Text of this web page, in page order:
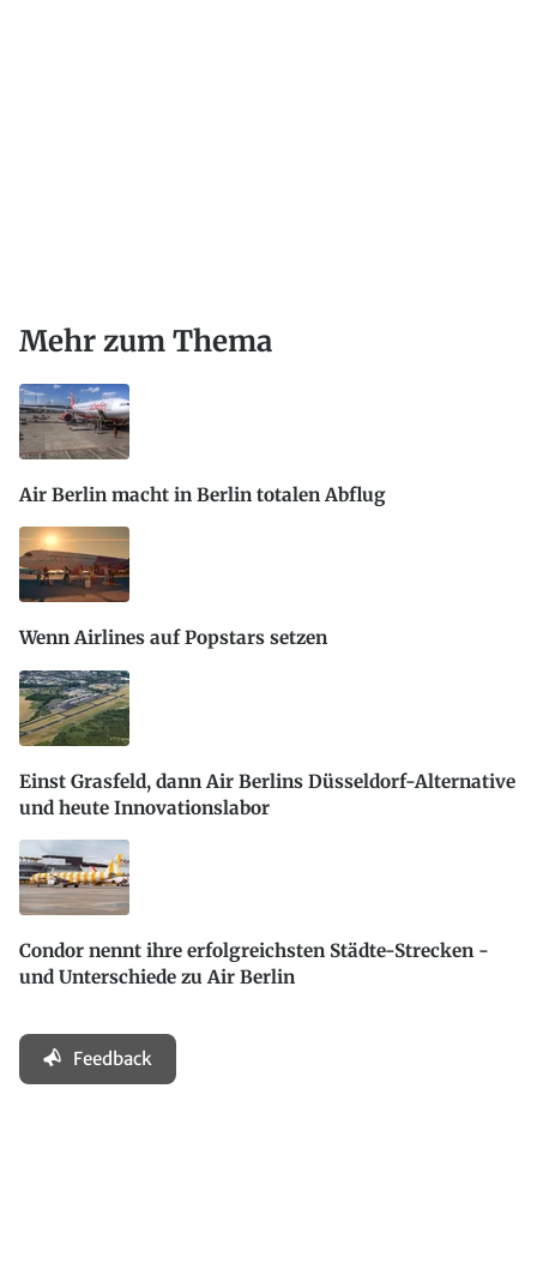
Mehr zum Thema
Air Berlin macht in Berlin totalen Abflug
Wenn Airlines auf Popstars setzen
Einst Grasfeld, dann Air Berlins Düsseldorf-Alternative
und heute Innovationslabor
Condor nennt ihre erfolgreichsten Städte-Strecken -
und Unterschiede zu Air Berlin
Feedback